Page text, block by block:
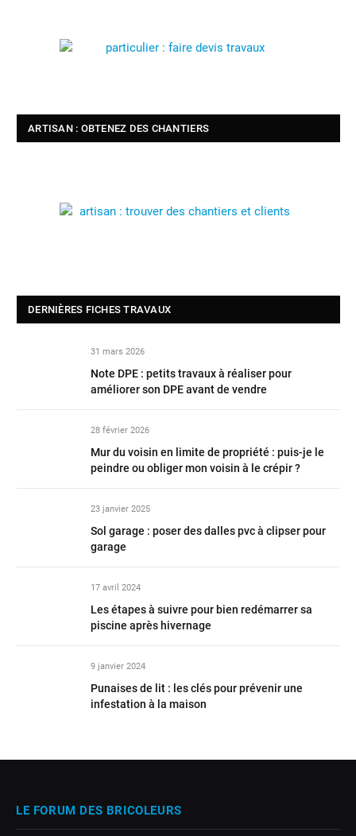
ARTISAN : OBTENEZ DES CHANTIERS
DERNIÈRES FICHES TRAVAUX
31 mars 2026
Note DPE : petits travaux à réaliser pour
améliorer son DPE avant de vendre
28 février 2026
Mur du voisin en limite de propriété : puis-je le
peindre ou obliger mon voisin à le crépir ?
23 janvier 2025
Sol garage : poser des dalles pvc à clipser pour
garage
17 avril 2024
Les étapes à suivre pour bien redémarrer sa
piscine après hivernage
9 janvier 2024
Punaises de lit : les clés pour prévenir une
infestation à la maison
LE FORUM DES BRICOLEURS